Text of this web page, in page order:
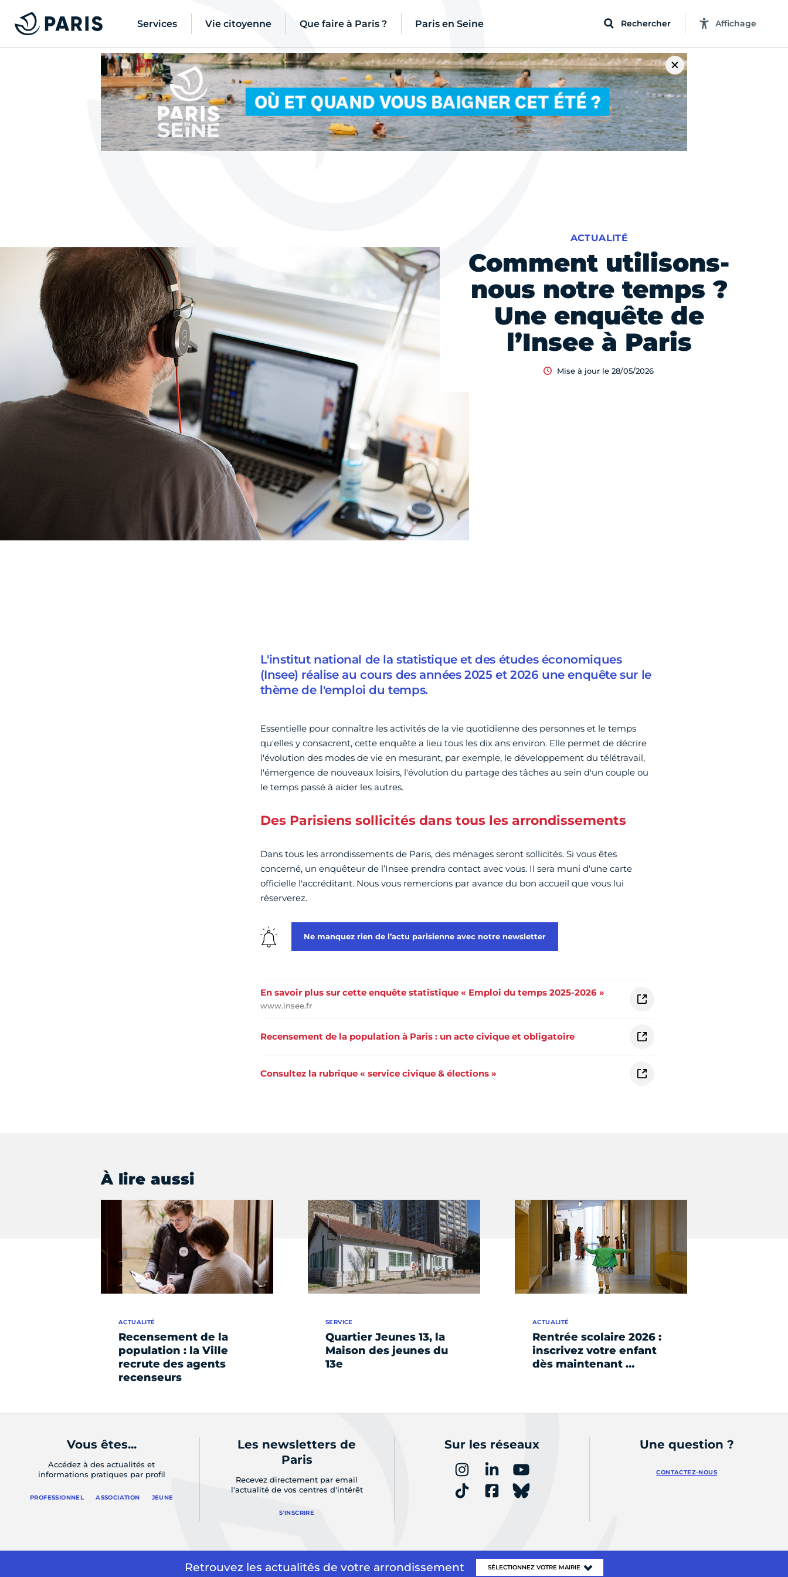
Services Vie citoyenne Que faire à Paris ? Paris en Seine Rechercher Affichage
Comment utilisons-
nous notre temps ?
Une enquête de
l’Insee à Paris
ACTUALITÉ
Mise à jour le 28/05/2026
L'institut national de la statistique et des études économiques
(Insee) réalise au cours des années 2025 et 2026 une enquête sur le
thème de l'emploi du temps.
Essentielle pour connaître les activités de la vie quotidienne des personnes et le temps
qu'elles y consacrent, cette enquête a lieu tous les dix ans environ. Elle permet de décrire
l'évolution des modes de vie en mesurant, par exemple, le développement du télétravail,
l'émergence de nouveaux loisirs, l'évolution du partage des tâches au sein d'un couple ou
le temps passé à aider les autres.
Des Parisiens sollicités dans tous les arrondissements
Dans tous les arrondissements de Paris, des ménages seront sollicités. Si vous êtes
concerné, un enquêteur de l’Insee prendra contact avec vous. Il sera muni d'une carte
officielle l'accréditant. Nous vous remercions par avance du bon accueil que vous lui
réserverez.
Ne manquez rien de l’actu parisienne avec notre newsletter
En savoir plus sur cette enquête statistique « Emploi du temps 2025-2026 »
www.insee.fr
Recensement de la population à Paris : un acte civique et obligatoire
Consultez la rubrique « service civique & élections »
À lire aussi
Recensement de la
population : la Ville
recrute des agents
recenseurs
ACTUALITÉ
Quartier Jeunes 13, la
Maison des jeunes du
13e
SERVICE
Rentrée scolaire 2026 :
inscrivez votre enfant
dès maintenant …
ACTUALITÉ
Vous êtes...
Accédez à des actualités et
informations pratiques par profil
PROFESSIONNEL ASSOCIATION JEUNE
Les newsletters de
Paris
Recevez directement par email
l'actualité de vos centres d'intérêt
S'INSCRIRE
Sur les réseaux Une question ?
CONTACTEZ-NOUS
Retrouvez les actualités de votre arrondissement